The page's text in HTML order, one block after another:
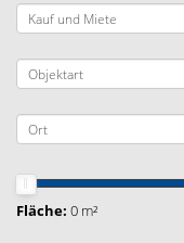
Fläche: 0 m²